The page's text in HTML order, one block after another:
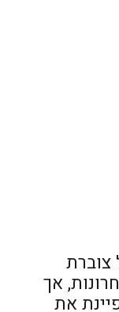
צוברת
אך
את